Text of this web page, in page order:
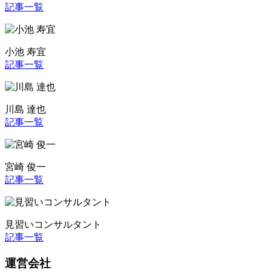
記事一覧
小池 寿宜
記事一覧
川島 達也
記事一覧
宮崎 俊一
記事一覧
見習いコンサルタント
記事一覧
運営会社